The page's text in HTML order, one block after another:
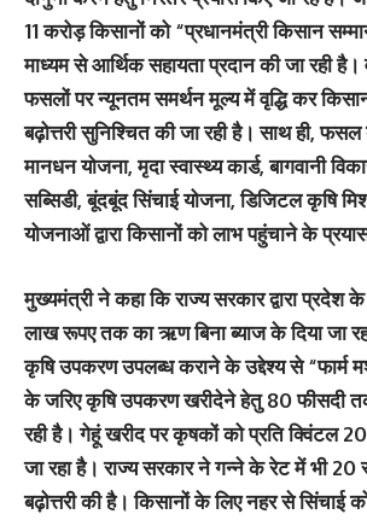
11 करोड़ किसानों को “प्रधानमंत्री किसान
माध्यम से आर्थिक सहायता प्रदान की जा रही
फसलों पर न्यूनतम समर्थन मूल्य में वृद्धि कर
बढ़ोत्तरी सुनिश्चित की जा रही है। साथ ही, फसल
मानधन योजना, मृदा स्वास्थ्य कार्ड, बागवानी
सब्सिडी, बूंदबूंद सिंचाई योजना, डिजिटल कृषि
योजनाओं द्वारा किसानों को लाभ पहुंचाने के
मुख्यमंत्री ने कहा कि राज्य सरकार द्वारा प्रदेश
लाख रूपए तक का ऋण बिना ब्याज के दिया जा
कृषि उपकरण उपलब्ध कराने के उद्देश्य से “फार्म
के जरिए कृषि उपकरण खरीदेने हेतु 80 फीसदी
रही है। गेहूं खरीद पर कृषकों को प्रति क्विंटल
जा रहा है। राज्य सरकार ने गन्ने के रेट में भी 20
बढ़ोत्तरी की है। किसानों के लिए नहर से सिंचाई